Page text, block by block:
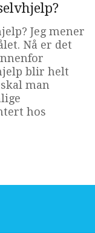
Jeg mener
Nå er det
blir helt
man
hos